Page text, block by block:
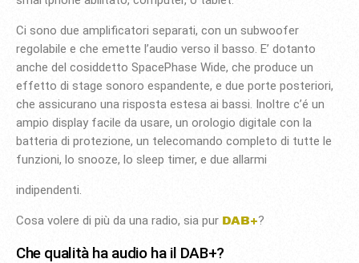
Ci sono due amplificatori separati, con un subwoofer
regolabile e che emette l’audio verso il basso. E’ dotanto
anche del cosiddetto SpacePhase Wide, che produce un
effetto di stage sonoro espandente, e due porte posteriori,
che assicurano una risposta estesa ai bassi. Inoltre c’é un
ampio display facile da usare, un orologio digitale con la
batteria di protezione, un telecomando completo di tutte le
funzioni, lo snooze, lo sleep timer, e due allarmi
indipendenti.
Cosa volere di più da una radio, sia pur DAB+?
Che qualità ha audio ha il DAB+?